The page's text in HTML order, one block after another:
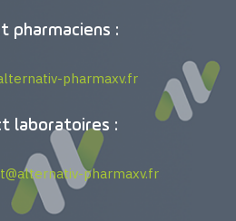
pharmaciens :
pharmaxv.fr
laboratoires :
pharmaxv.fr